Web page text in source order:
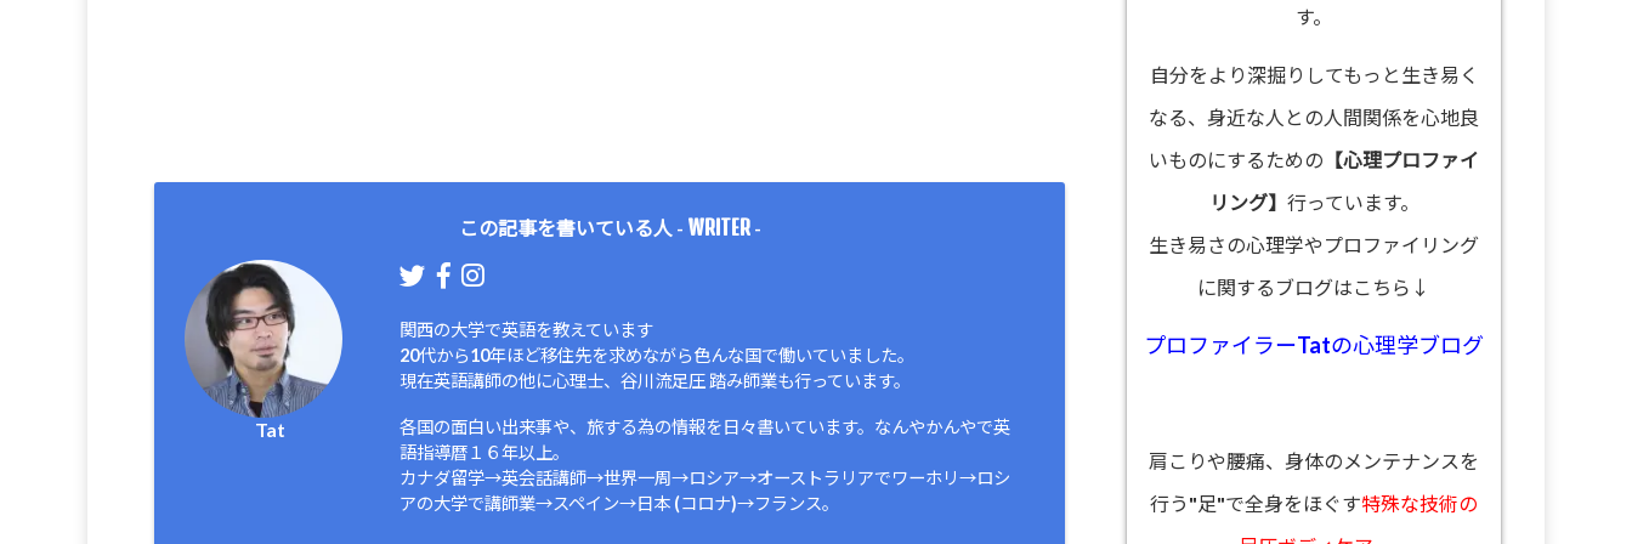
この記事を書いている人 - WRITER-
Tat
関西の大学で英語を教えています
20代から10年ほど移住先を求めながら色んな国で働いていました。
現在英語講師の他に心理士、谷川流足圧 踏み師業も行っています。
各国の面白い出来事や、旅する為の情報を日々書いています。なんやかんやで英
語指導暦１６年以上。
カナダ留学→英会話講師→世界一周→ロシア→オーストラリアでワーホリ→ロシ
アの大学で講師業→スペイン→日本 (コロナ)→フランス。
す。
自分をより深掘りしてもっと生き易く
なる、身近な人との人間関係を心地良
いものにするための 【心理プロファイ
リング】 行っています。
生き易さの心理学やプロファイリング
に関するブログはこちら↓
プロファイラーTatの心理学ブログ
肩こりや腰痛、身体のメンテナンスを
行う"足"で全身をほぐす特殊な技術の